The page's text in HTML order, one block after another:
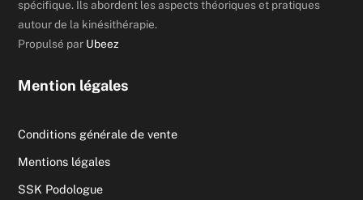
spécifique. Ils abordent les aspects théoriques et pratiques
autour de la kinésithérapie.
Propulsé par Ubeez
Mention légales
Conditions générale de vente
Mentions légales
SSK Podologue